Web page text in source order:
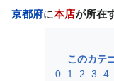
ー
移
京都府に本店が所在
このカテ
0
1 2 3 4